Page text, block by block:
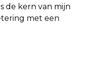
de kern van mijn
met een